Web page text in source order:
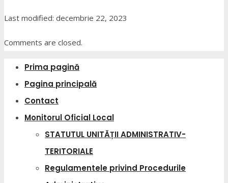
Last modified: decembrie 22, 2023
Comments are closed.
Prima pagină
Pagina principală
Contact
Monitorul Oficial Local
STATUTUL UNITĂȚII ADMINISTRATIV-
TERITORIALE
Regulamentele privind Procedurile